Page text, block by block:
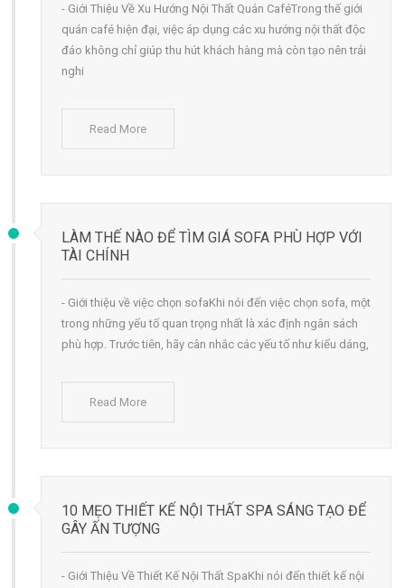
- Giới Thiệu Về Xu Hướng Nội Thất Quán CaféTrong thế giới
quán café hiện đại, việc áp dụng các xu hướng nội thất độc
đáo không chỉ giúp thu hút khách hàng mà còn tạo nên trải
nghi
Read More
LÀM THẾ NÀO ĐỂ TÌM GIÁ SOFA PHÙ HỢP VỚI
TÀI CHÍNH
- Giới thiệu về việc chọn sofaKhi nói đến việc chọn sofa, một
trong những yếu tố quan trọng nhất là xác định ngân sách
phù hợp. Trước tiên, hãy cân nhắc các yếu tố như kiểu dáng,
Read More
10 MẸO THIẾT KẾ NỘI THẤT SPA SÁNG TẠO ĐỂ
GÂY ẤN TƯỢNG
- Giới Thiệu Về Thiết Kế Nội Thất SpaKhi nói đến thiết kế nội